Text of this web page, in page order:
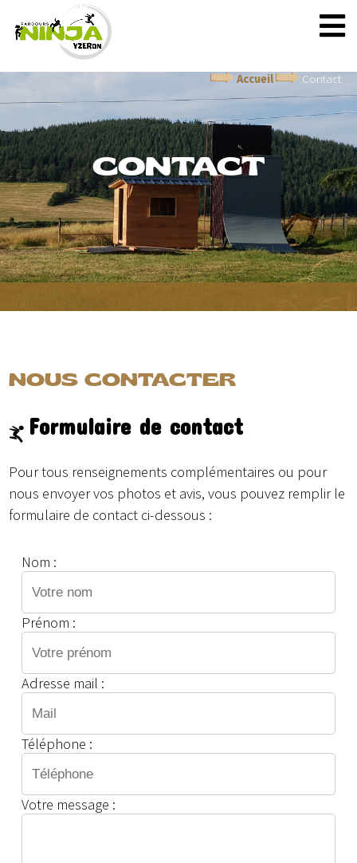
Accueil Contact
CONTACT
NOUS CONTACTER
Formulaire de contact
Pour tous renseignements complémentaires ou pour
nous envoyer vos photos et avis, vous pouvez remplir le
formulaire de contact ci-dessous :
Nom :
Prénom :
Adresse mail :
Téléphone :
Votre message :